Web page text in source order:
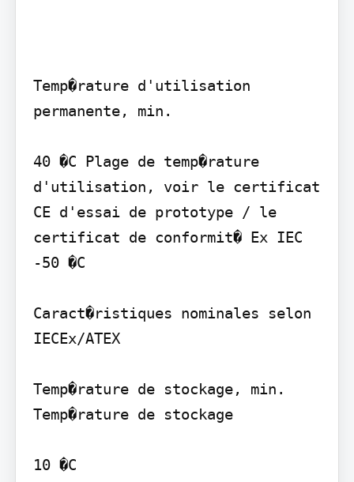
Temp�rature d'utilisation
permanente, min.
40 �C Plage de temp�rature
d'utilisation, voir le certificat
CE d'essai de prototype / le
certificat de conformit� Ex IEC
-50 �C
Caract�ristiques nominales selon
IECEx/ATEX
Temp�rature de stockage, min.
Temp�rature de stockage
10 �C